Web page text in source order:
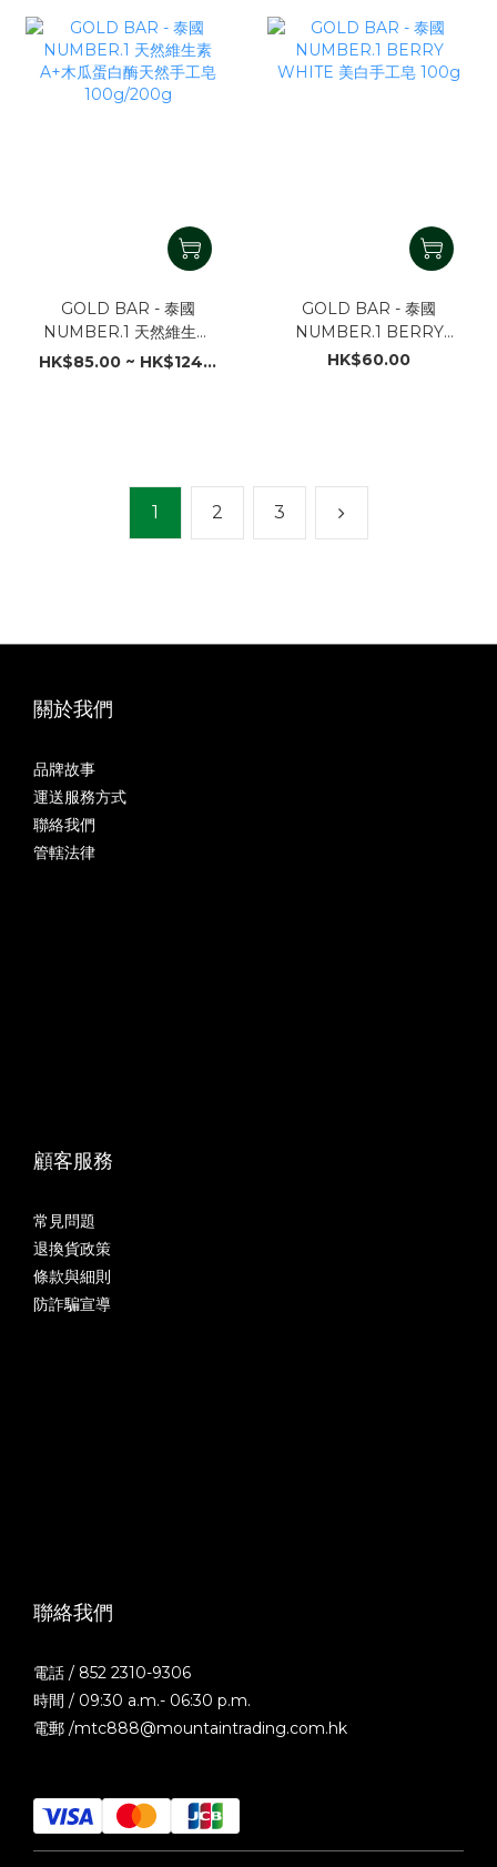
GOLD BAR - 泰國
NUMBER.1 天然維生素
A+木瓜蛋白酶天然手工皂
HK$85.00 ~ HK$124...
GOLD BAR - 泰國
NUMBER.1 BERRY
WHITE 美白手工皂 100g
HK$60.00
1 2 3
關於我們
品牌故事
運送服務方式
聯絡我們
管轄法律
顧客服務
常見問題
退換貨政策
條款與細則
防詐騙宣導
聯絡我們
電話 / 852 2310-9306
時間 / 09:30 a.m.- 06:30 p.m.
電郵 /mtc888@mountaintrading.com.hk